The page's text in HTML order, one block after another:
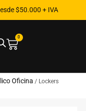
$50.000 + IVA
0
Oficina / Lockers